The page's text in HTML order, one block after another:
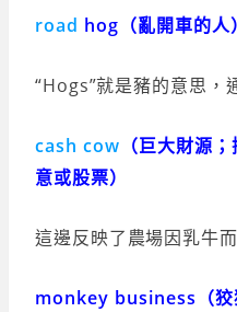
road hog（亂開車的人）
“Hogs”就是豬的意思，
cash cow （巨大財源
意或股票）
這邊反映了農場因乳牛
monkey business（狡